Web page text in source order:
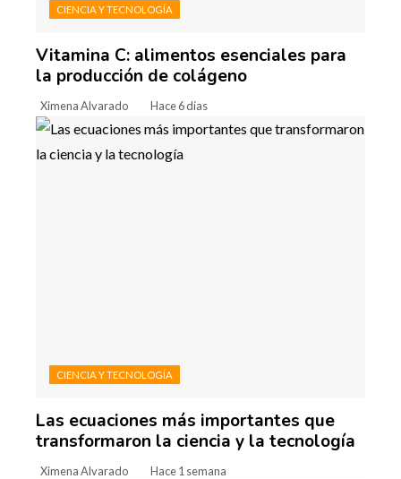
CIENCIA Y TECNOLOGÍA
Vitamina C: alimentos esenciales para
la producción de colágeno
Ximena Alvarado Hace 6 días
CIENCIA Y TECNOLOGÍA
Las ecuaciones más importantes que
transformaron la ciencia y la tecnología
Ximena Alvarado Hace 1 semana